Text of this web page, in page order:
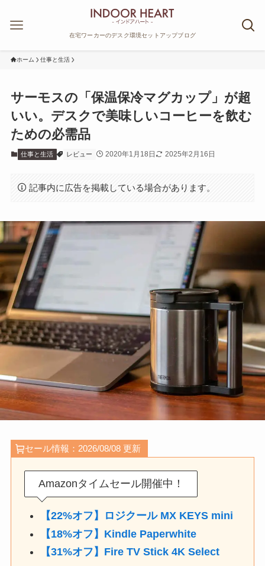
在宅ワーカーのデスク環境セットアップブログ
ホーム 仕事と生活
サーモスの「保温保冷マグカップ」が超
いい。デスクで美味しいコーヒーを飲む
ための必需品
仕事と生活 レビュー 2020年1月18日 2025年2月16日
記事内に広告を掲載している場合があります。
セール情報：2026/08/08 更新
Amazonタイムセール開催中！
【22%オフ】ロジクール MX KEYS mini
【18%オフ】Kindle Paperwhite
【31%オフ】Fire TV Stick 4K Select